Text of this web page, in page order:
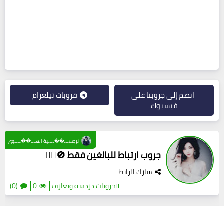
انضم إلى جروبنا على
فيسبوك
قروبات تيلغرام
جروب ارتباط للبالغين فقط 🚫❤‍🔥
شارك الرابط
#جروبات دردشة وتعارف
0
(0)
نرجســـ��ــــية الهـــ��ــــوى